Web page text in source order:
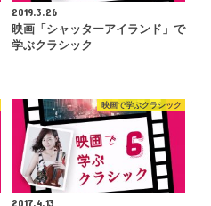
2019.3.26
映画「シャッターアイランド」で
学ぶクラシック
映画で学ぶクラシック
2017.4.13